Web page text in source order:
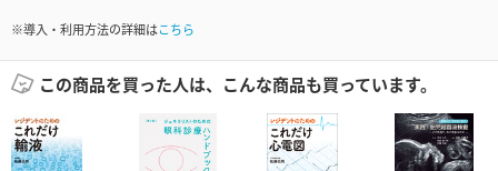
※導入・利用方法の詳細はこちら
この商品を買った人は、こんな商品も買っています。